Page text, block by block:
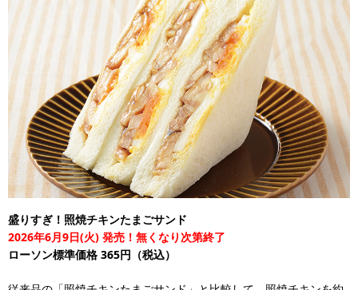
盛りすぎ！照焼チキンたまごサンド
2026年6月9日(火) 発売！無くなり次第終了
ローソン標準価格 365円（税込）